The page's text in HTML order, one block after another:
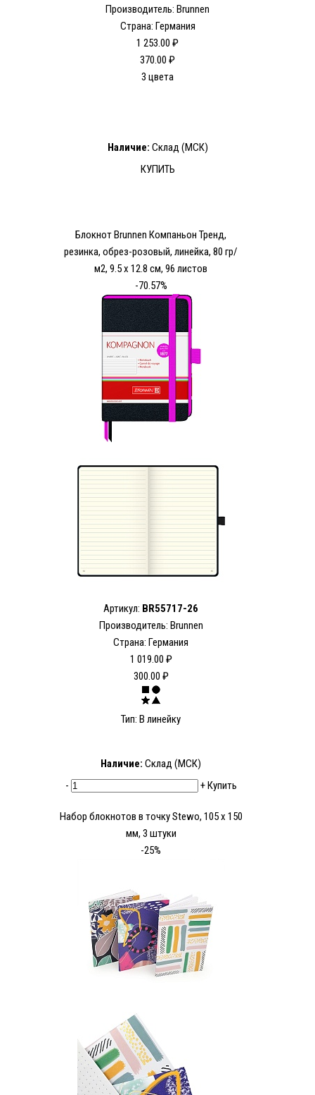
Производитель: Brunnen
Страна: Германия
1 253.00 ₽
370.00 ₽
3 цвета
Наличие: Склад (МСК)
КУПИТЬ
Блокнот Brunnen Компаньон Тренд,
резинка, обрез-розовый, линейка, 80 гр/
м2, 9.5 х 12.8 см, 96 листов
-70.57%
Артикул: BR55717-26
Производитель: Brunnen
Страна: Германия
1 019.00 ₽
300.00 ₽
Тип: В линейку
Наличие: Склад (МСК)
-
+Купить
Набор блокнотов в точку Stewo, 105 х 150
мм, 3 штуки
-25%